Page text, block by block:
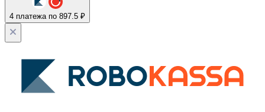
4 платежа по 897.5 ₽